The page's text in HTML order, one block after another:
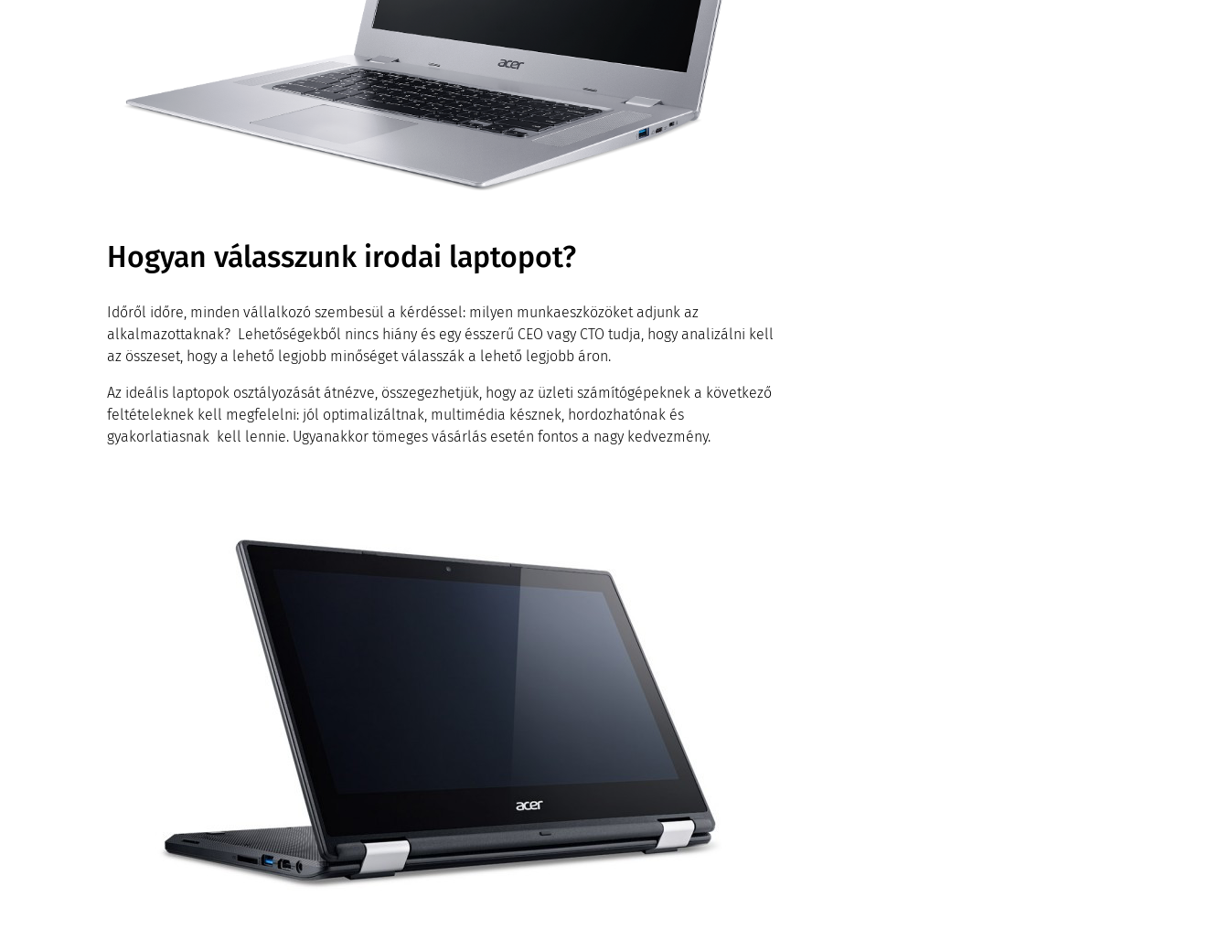
Hogyan válasszunk irodai laptopot?
Időről időre, minden vállalkozó szembesül a kérdéssel: milyen munkaeszközöket adjunk az
alkalmazottaknak? Lehetőségekből nincs hiány és egy ésszerű CEO vagy CTO tudja, hogy analizálni kell
az összeset, hogy a lehető legjobb minőséget válasszák a lehető legjobb áron.
Az ideális laptopok osztályozását átnézve, összegezhetjük, hogy az üzleti számítógépeknek a következő
feltételeknek kell megfelelni: jól optimalizáltnak, multimédia késznek, hordozhatónak és
gyakorlatiasnak kell lennie. Ugyanakkor tömeges vásárlás esetén fontos a nagy kedvezmény.